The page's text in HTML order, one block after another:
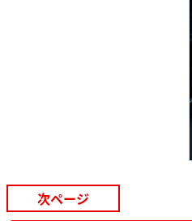
次ページ